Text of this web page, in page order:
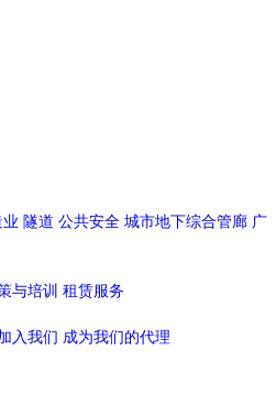
隧道 公共安全 城市地下综合管廊 广
与培训 租赁服务
入我们 成为我们的代理